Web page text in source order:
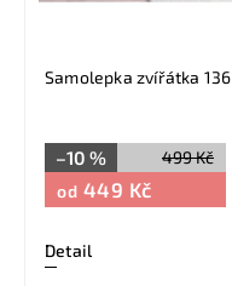
Samolepka zvířátka 136
499 Kč
–10 %
od 449 Kč
Detail